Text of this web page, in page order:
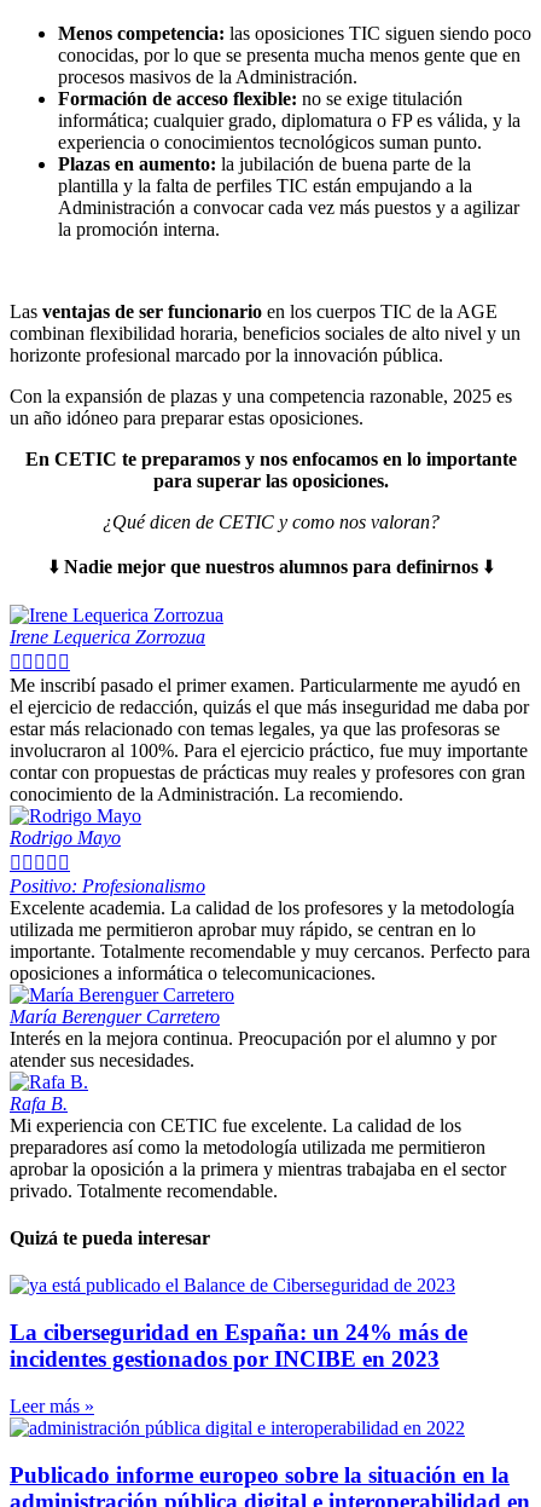
Menos competencia: las oposiciones TIC siguen siendo poco
conocidas, por lo que se presenta mucha menos gente que en
procesos masivos de la Administración.
Formación de acceso flexible: no se exige titulación
informática; cualquier grado, diplomatura o FP es válida, y la
experiencia o conocimientos tecnológicos suman punto.
Plazas en aumento: la jubilación de buena parte de la
plantilla y la falta de perfiles TIC están empujando a la
Administración a convocar cada vez más puestos y a agilizar
la promoción interna.
Las ventajas de ser funcionario en los cuerpos TIC de la AGE
combinan flexibilidad horaria, beneficios sociales de alto nivel y un
horizonte profesional marcado por la innovación pública.
Con la expansión de plazas y una competencia razonable, 2025 es
un año idóneo para preparar estas oposiciones.
En CETIC te preparamos y nos enfocamos en lo importante
para superar las oposiciones.
¿Qué dicen de CETIC y como nos valoran?
⬇️ Nadie mejor que nuestros alumnos para definirnos ⬇️
Irene Lequerica Zorrozua
    
Me inscribí pasado el primer examen. Particularmente me ayudó en
el ejercicio de redacción, quizás el que más inseguridad me daba por
estar más relacionado con temas legales, ya que las profesoras se
involucraron al 100%. Para el ejercicio práctico, fue muy importante
contar con propuestas de prácticas muy reales y profesores con gran
conocimiento de la Administración. La recomiendo.
Rodrigo Mayo
    
Positivo: Profesionalismo
Excelente academia. La calidad de los profesores y la metodología
utilizada me permitieron aprobar muy rápido, se centran en lo
importante. Totalmente recomendable y muy cercanos. Perfecto para
oposiciones a informática o telecomunicaciones.
María Berenguer Carretero
Interés en la mejora continua. Preocupación por el alumno y por
atender sus necesidades.
Rafa B.
Mi experiencia con CETIC fue excelente. La calidad de los
preparadores así como la metodología utilizada me permitieron
aprobar la oposición a la primera y mientras trabajaba en el sector
privado. Totalmente recomendable.
Quizá te pueda interesar
La ciberseguridad en España: un 24% más de
incidentes gestionados por INCIBE en 2023
Leer más »
Publicado informe europeo sobre la situación en la
administración pública digital e interoperabilidad en